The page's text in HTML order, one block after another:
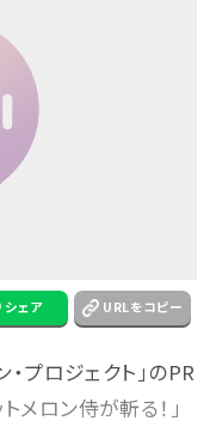
シェア URLをコピー
プロジェクト」のPR
メロン侍が斬る！」